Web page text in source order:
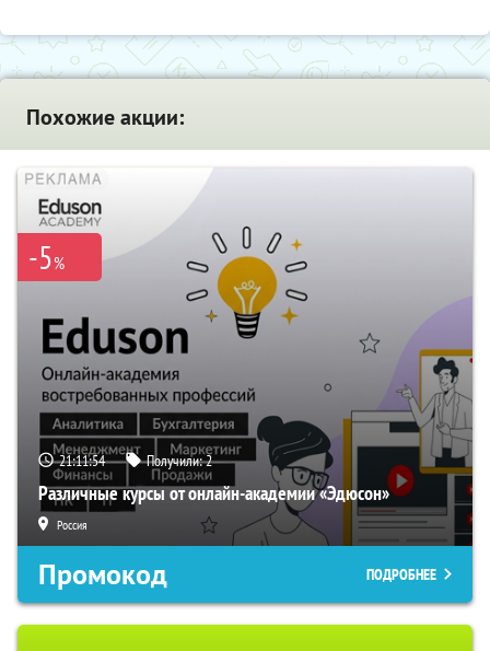
Похожие акции:
-5%
21:11:54 Получили:2
Различные курсы от онлайн-академии «Эдюсон»
Россия
Промокод ПОДРОБНЕЕ